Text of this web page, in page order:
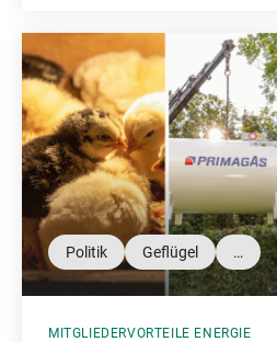
Politik Geflügel …
MITGLIEDERVORTEILE ENERGIE